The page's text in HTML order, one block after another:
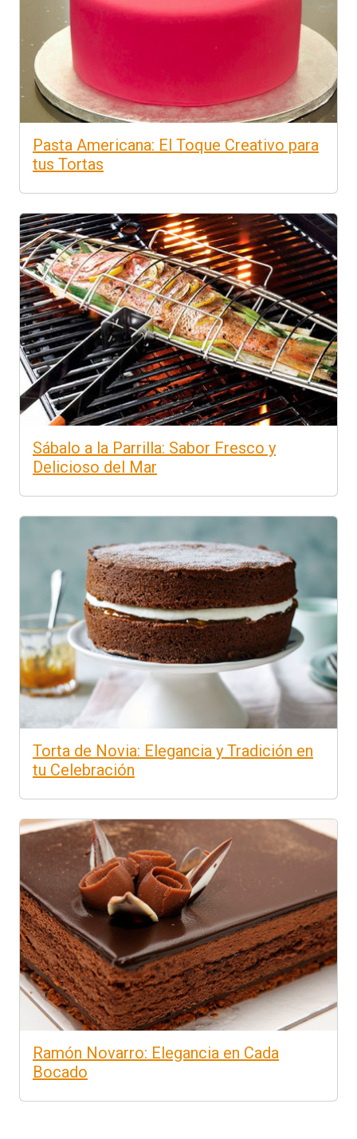
Pasta Americana: El Toque Creativo para
tus Tortas
Sábalo a la Parrilla: Sabor Fresco y
Delicioso del Mar
Torta de Novia: Elegancia y Tradición en
tu Celebración
Ramón Novarro: Elegancia en Cada
Bocado